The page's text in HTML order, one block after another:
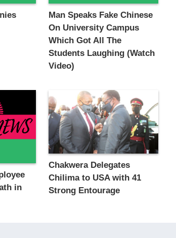
Man Speaks Fake Chinese
On Univеrsity Campus
Which Got All The
Students Laughing (Watch
Video)
in
Chakwera Delegates
Chilima to USA with 41
Strong Entourage